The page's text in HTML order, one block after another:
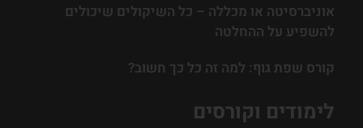
לימודים וקורסים
אוניברסיטה או מכללה – כל השיקולים שיכולים
להשפיע על ההחלטה
קורס שפת גוף: למה זה כל כך חשוב?